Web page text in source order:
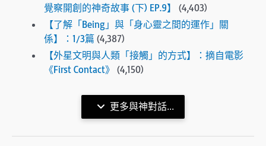
覺察開創的神奇故事 (下) EP.9】
(4,403)
【了解「Being」與「身心靈之間的運作」關
係】：1/3篇 (4,387)
【外星文明與人類「接觸」的方式】：摘自電影
《First Contact》
(4,150)
更多與神對話...